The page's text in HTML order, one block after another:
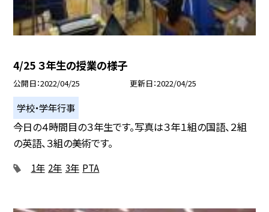
4/25 ３年生の授業の様子
公開日 2022/04/25 更新日 2022/04/25
学校・学年行事
今日の４時間目の３年生です。写真は３年１組の国語、２組
の英語、３組の美術です。
1年 2年 3年 PTA